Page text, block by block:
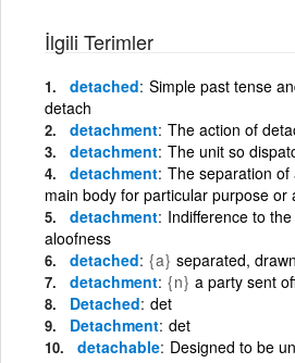
İlgili Terimler
detached Simple past tense
detach
detachment The action of
detachment The unit so
detachment The separation
main body for particular purpose or
detachment Indifference to
aloofness
detached {a} separated,
detachment {n} a party sent
Detached det
Detachment det
detachable Designed to be